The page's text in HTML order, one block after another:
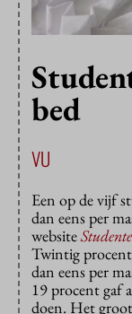
bed
VU
Een op de vijf
dan eens per
website
Twintig
dan eens per
19 procent gaf
doen. Het